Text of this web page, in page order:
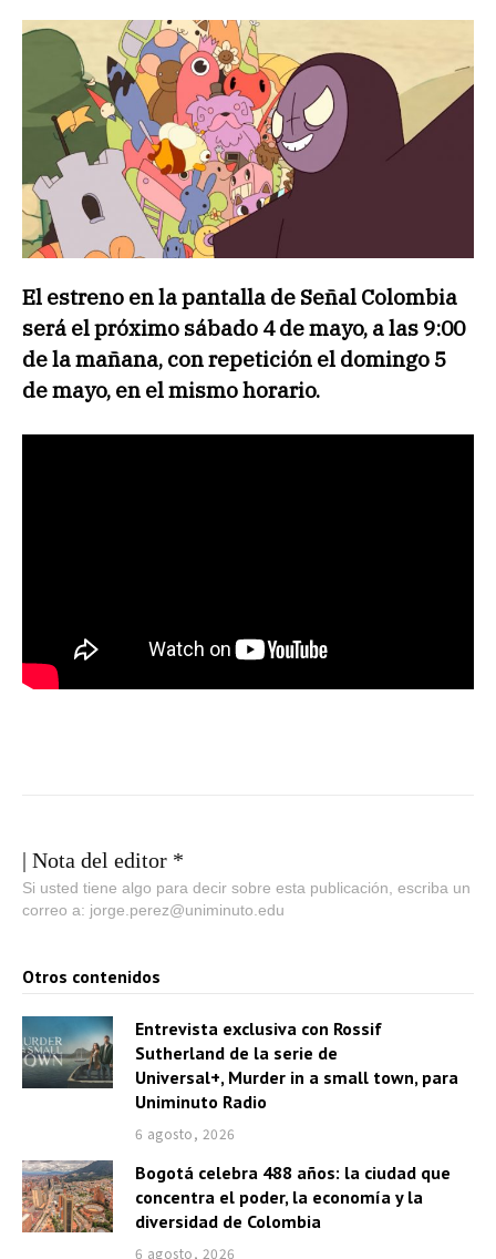
El estreno en la pantalla de Señal Colombia
será el próximo sábado 4 de mayo, a las 9:00
de la mañana, con repetición el domingo 5
de mayo, en el mismo horario.
| Nota del editor *
Si usted tiene algo para decir sobre esta publicación, escriba un
correo a: jorge.perez@uniminuto.edu
Otros contenidos
Entrevista exclusiva con Rossif
Sutherland de la serie de
Universal+, Murder in a small town, para
Uniminuto Radio
6 agosto, 2026
Bogotá celebra 488 años: la ciudad que
concentra el poder, la economía y la
diversidad de Colombia
6 agosto, 2026